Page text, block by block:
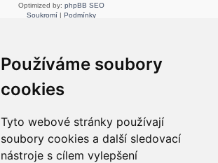
Používáme soubory
cookies
Tyto webové stránky používají
soubory cookies a další sledovací
nástroje s cílem vylepšení
Optimized by: phpBB SEO
Soukromí| Podmínky